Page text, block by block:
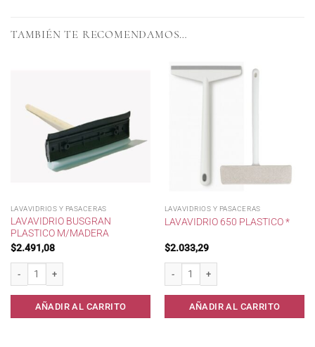
TAMBIÉN TE RECOMENDAMOS…
LAVAVIDRIOS Y PASACERAS
LAVAVIDRIO BUSGRAN
PLASTICO M/MADERA
$2.491,08
AÑADIR AL CARRITO
LAVAVIDRIOS Y PASACERAS
LAVAVIDRIO 650 PLASTICO *
$2.033,29
AÑADIR AL CARRITO